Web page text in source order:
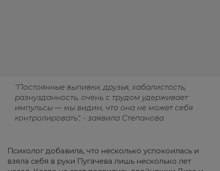
"Постоянные выпивки, друзья, хабалистость,
разнузданность, очень с трудом удерживает
импульсы — мы видим, что она не может себя
контролировать", - заявила Степанова.
Психолог добавила, что несколько успокоилась и
взяла себя в руки Пугачева лишь несколько лет